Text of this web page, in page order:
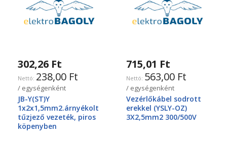
302,26 Ft
238,00 Ft
/ egységenként
JB-Y(ST)Y
1x2x1,5mm2.árnyékolt
tűzjező vezeték, piros
köpenyben
715,01 Ft
563,00 Ft
/ egységenként
Vezérlőkábel sodrott
erekkel (YSLY-OZ)
3X2,5mm2 300/500V